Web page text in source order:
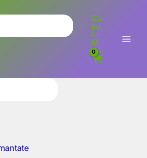
Co
su
l
M
eu